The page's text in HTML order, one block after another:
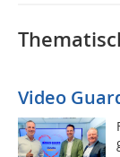
Video